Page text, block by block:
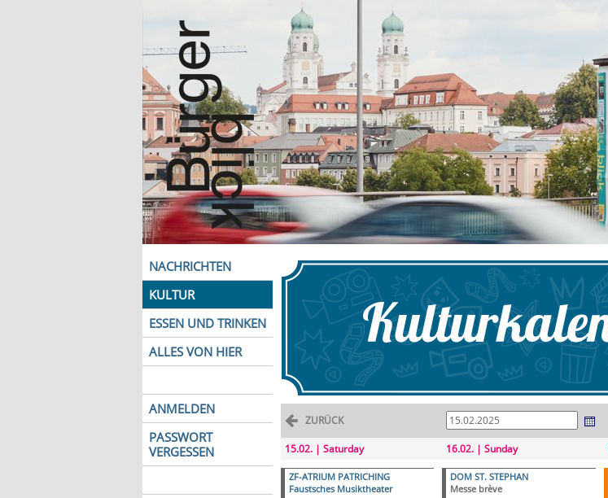
NACHRICHTEN
KULTUR
ESSEN UND TRINKEN
ALLES VON HIER
ANMELDEN
PASSWORT
VERGESSEN
ZURÜCK
15.02. | Saturday
ZF-ATRIUM PATRICHING
Faustsches Musiktheater
16.02. | Sunday
DOM ST. STEPHAN
Messe brève